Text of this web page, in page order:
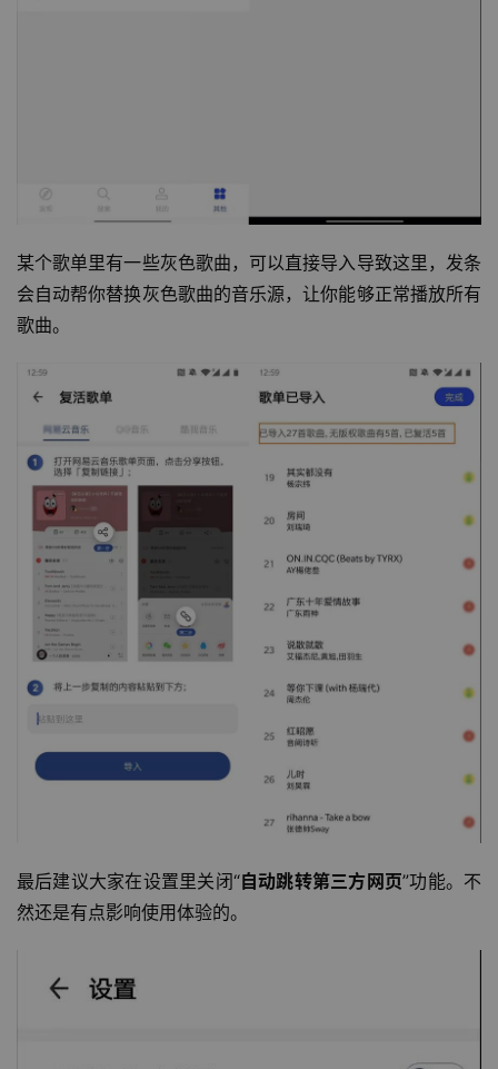
某个歌单里有一些灰色歌曲，可以直接导入导致这里，发条
会自动帮你替换灰色歌曲的音乐源，让你能够正常播放所有
歌曲。
最后建议大家在设置里关闭“自动跳转第三方网页”功能。不
然还是有点影响使用体验的。